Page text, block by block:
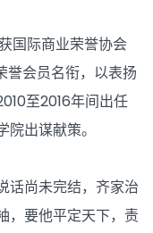
国际商业荣誉协会
会员名衔，以表扬
至2016年间出任
出谋献策。
话尚未完结，齐家治
，要他平定天下，责